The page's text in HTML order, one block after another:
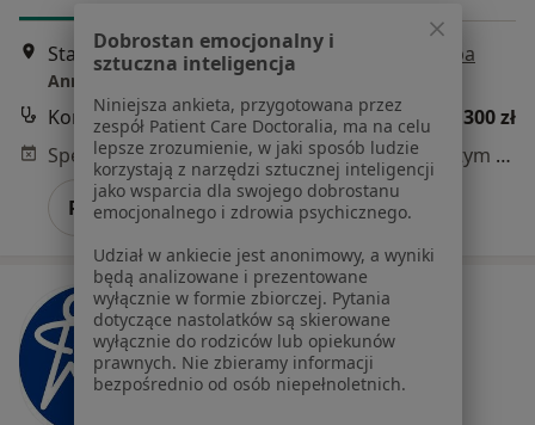
Stanisława Karnkowskiego 14/2, Gdynia Mapa
Anna Kowalska Gabinet Psychiatryczny
Konsultacja psychiatryczna (kolejna wizyta)
300 zł
Specjalista nie oferuje umawiania online pod tym adresem.
Poproś o wizytę
Dobrostan emocjonalny i
sztuczna inteligencja
Niniejsza ankieta, przygotowana przez
zespół Patient Care Doctoralia, ma na celu
lepsze zrozumienie, w jaki sposób ludzie
korzystają z narzędzi sztucznej inteligencji
jako wsparcia dla swojego dobrostanu
emocjonalnego i zdrowia psychicznego.
Udział w ankiecie jest anonimowy, a wyniki
będą analizowane i prezentowane
wyłącznie w formie zbiorczej. Pytania
dotyczące nastolatków są skierowane
wyłącznie do rodziców lub opiekunów
prawnych. Nie zbieramy informacji
bezpośrednio od osób niepełnoletnich.